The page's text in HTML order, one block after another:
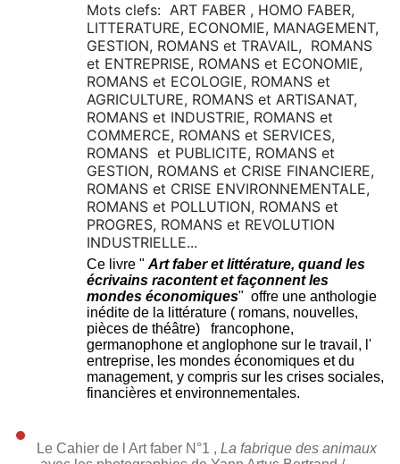
Mots clefs: ART FABER , HOMO FABER,
LITTERATURE, ECONOMIE, MANAGEMENT,
GESTION, ROMANS et TRAVAIL, ROMANS
et ENTREPRISE, ROMANS et ECONOMIE,
ROMANS et ECOLOGIE, ROMANS et
AGRICULTURE, ROMANS et ARTISANAT,
ROMANS et INDUSTRIE, ROMANS et
COMMERCE, ROMANS et SERVICES,
ROMANS et PUBLICITE, ROMANS et
GESTION, ROMANS et CRISE FINANCIERE,
ROMANS et CRISE ENVIRONNEMENTALE,
ROMANS et POLLUTION, ROMANS et
PROGRES, ROMANS et REVOLUTION
INDUSTRIELLE...
Ce livre " Art faber et littérature, quand les
écrivains racontent et façonnent les
mondes économiques" offre une anthologie
inédite de la littérature ( romans, nouvelles,
pièces de théâtre) francophone,
germanophone et anglophone sur le travail, l'
entreprise, les mondes économiques et du
management, y compris sur les crises sociales,
financières et environnementales.
Le Cahier de l Art faber N°1 , La fabrique des animaux